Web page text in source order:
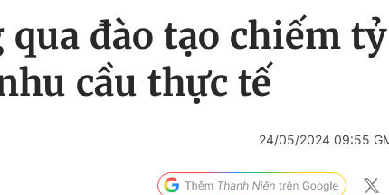
qua đào tạo chiếm
cầu thực tế
24/05/2024 09:55